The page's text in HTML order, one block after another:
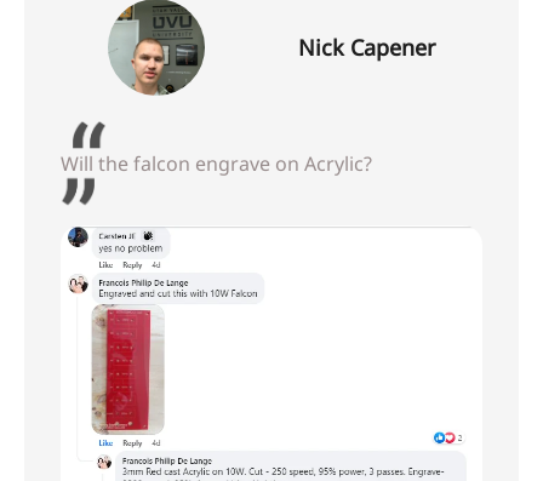
Nick Capener
Will the falcon engrave on Acrylic?